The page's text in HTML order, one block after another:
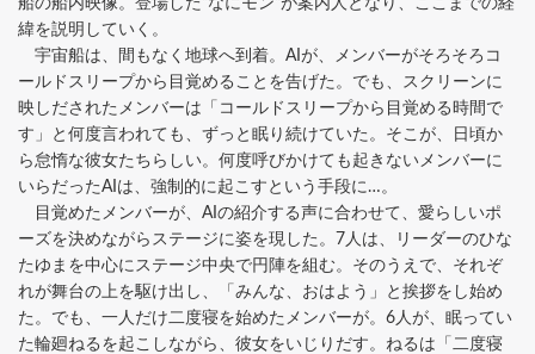
緯を説明していく。
宇宙船は、間もなく地球へ到着。AIが、メンバーがそろそろコ
ールドスリープから目覚めることを告げた。でも、スクリーンに
映しだされたメンバーは「コールドスリープから目覚める時間で
す」と何度言われても、ずっと眠り続けていた。そこが、日頃か
ら怠惰な彼女たちらしい。何度呼びかけても起きないメンバーに
いらだったAIは、強制的に起こすという手段に…。
目覚めたメンバーが、AIの紹介する声に合わせて、愛らしいポ
ーズを決めながらステージに姿を現した。7人は、リーダーのひな
たゆまを中心にステージ中央で円陣を組む。そのうえで、それぞ
れが舞台の上を駆け出し、「みんな、おはよう」と挨拶をし始め
た。でも、一人だけ二度寝を始めたメンバーが。6人が、眠ってい
た輪廻ねるを起こしながら、彼女をいじりだす。ねるは「二度寝